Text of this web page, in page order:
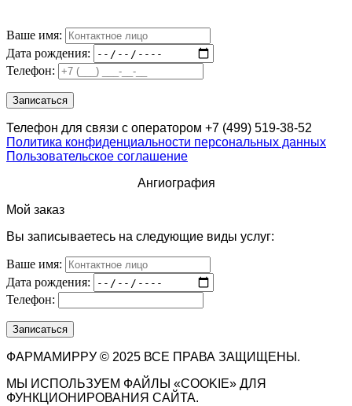
Ваше имя:
Дата рождения:
Телефон:
Телефон для связи с оператором +7 (499) 519-38-52
Политика конфиденциальности персональных данных
Пользовательское соглашение
Ангиография
Мой заказ
Вы записываетесь на следующие виды услуг:
Ваше имя:
Дата рождения:
Телефон:
ФАРМАМИРРУ © 2025 ВСЕ ПРАВА ЗАЩИЩЕНЫ.
МЫ ИСПОЛЬЗУЕМ ФАЙЛЫ «COOKIE» ДЛЯ
ФУНКЦИОНИРОВАНИЯ САЙТА.